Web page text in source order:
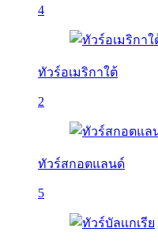
4
ทัวร์อเมริกาใต้
2
ทัวร์สกอตแลนด์
5